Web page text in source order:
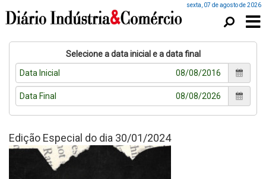
sexta, 07 de agosto de 2026
Selecione a data inicial e a data final
Data Inicial
Data Final
Edição Especial do dia 30/01/2024